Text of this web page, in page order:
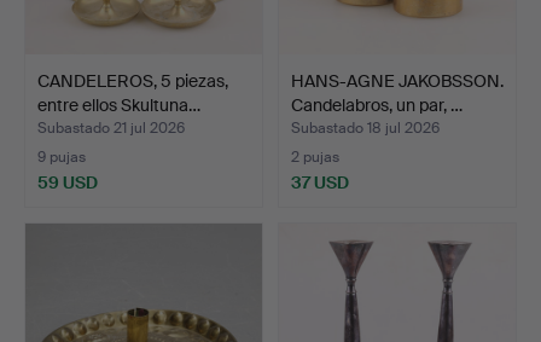
CANDELEROS, 5 piezas,
entre ellos Skultuna…
Subastado 21 jul 2026
9 pujas
59 USD
HANS-AGNE JAKOBSSON.
Candelabros, un par, …
Subastado 18 jul 2026
2 pujas
37 USD